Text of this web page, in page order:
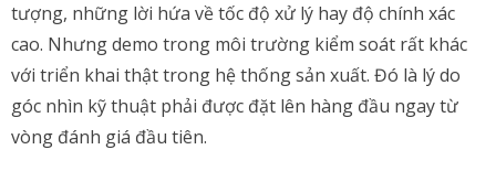
tượng, những lời hứa về tốc độ xử lý hay độ chính xác
cao. Nhưng demo trong môi trường kiểm soát rất khác
với triển khai thật trong hệ thống sản xuất. Đó là lý do
góc nhìn kỹ thuật phải được đặt lên hàng đầu ngay từ
vòng đánh giá đầu tiên.